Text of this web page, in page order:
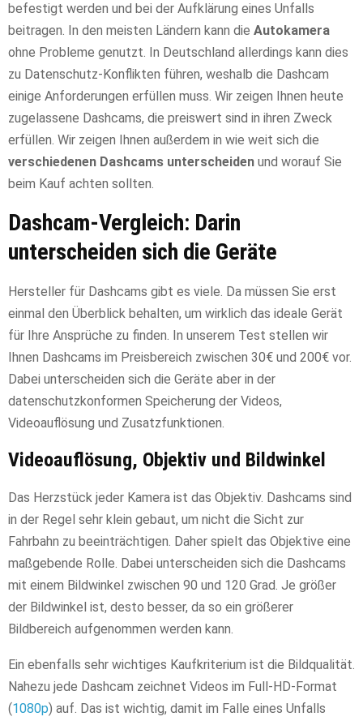
befestigt werden und bei der Aufklärung eines Unfalls
beitragen. In den meisten Ländern kann die Autokamera
ohne Probleme genutzt. In Deutschland allerdings kann dies
zu Datenschutz-Konflikten führen, weshalb die Dashcam
einige Anforderungen erfüllen muss. Wir zeigen Ihnen heute
zugelassene Dashcams, die preiswert sind in ihren Zweck
erfüllen. Wir zeigen Ihnen außerdem in wie weit sich die
verschiedenen Dashcams unterscheiden und worauf Sie
beim Kauf achten sollten.
Dashcam-Vergleich: Darin
unterscheiden sich die Geräte
Hersteller für Dashcams gibt es viele. Da müssen Sie erst
einmal den Überblick behalten, um wirklich das ideale Gerät
für Ihre Ansprüche zu finden. In unserem Test stellen wir
Ihnen Dashcams im Preisbereich zwischen 30€ und 200€ vor.
Dabei unterscheiden sich die Geräte aber in der
datenschutzkonformen Speicherung der Videos,
Videoauflösung und Zusatzfunktionen.
Videoauflösung, Objektiv und Bildwinkel
Das Herzstück jeder Kamera ist das Objektiv. Dashcams sind
in der Regel sehr klein gebaut, um nicht die Sicht zur
Fahrbahn zu beeinträchtigen. Daher spielt das Objektive eine
maßgebende Rolle. Dabei unterscheiden sich die Dashcams
mit einem Bildwinkel zwischen 90 und 120 Grad. Je größer
der Bildwinkel ist, desto besser, da so ein größerer
Bildbereich aufgenommen werden kann.
Ein ebenfalls sehr wichtiges Kaufkriterium ist die Bildqualität.
Nahezu jede Dashcam zeichnet Videos im Full-HD-Format
(1080p) auf. Das ist wichtig, damit im Falle eines Unfalls